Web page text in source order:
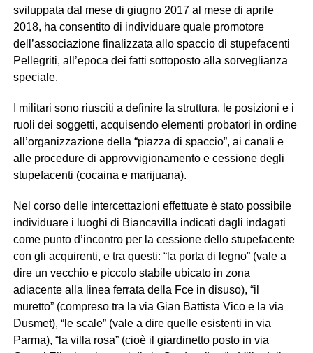
sviluppata dal mese di giugno 2017 al mese di aprile
2018, ha consentito di individuare quale promotore
dell’associazione finalizzata allo spaccio di stupefacenti
Pellegriti, all’epoca dei fatti sottoposto alla sorveglianza
speciale.
I militari sono riusciti a definire la struttura, le posizioni e i
ruoli dei soggetti, acquisendo elementi probatori in ordine
all’organizzazione della “piazza di spaccio”, ai canali e
alle procedure di approvvigionamento e cessione degli
stupefacenti (cocaina e marijuana).
Nel corso delle intercettazioni effettuate è stato possibile
individuare i luoghi di Biancavilla indicati dagli indagati
come punto d’incontro per la cessione dello stupefacente
con gli acquirenti, e tra questi: “la porta di legno” (vale a
dire un vecchio e piccolo stabile ubicato in zona
adiacente alla linea ferrata della Fce in disuso), “il
muretto” (compreso tra la via Gian Battista Vico e la via
Dusmet), “le scale” (vale a dire quelle esistenti in via
Parma), “la villa rosa” (cioè il giardinetto posto in via